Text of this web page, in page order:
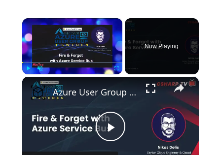
×
Now Playing
×
Play
Azure User Group Sweden: Fire & Forget with Azure Service Bus